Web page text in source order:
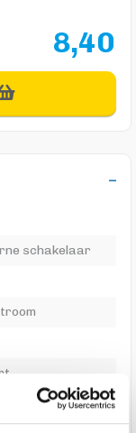
8,40
schakelaar